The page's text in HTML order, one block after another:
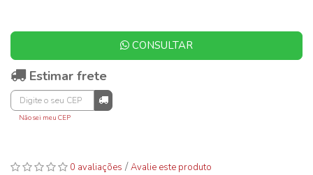
CONSULTAR
Estimar frete
Não sei meu CEP
0 avaliações /Avalie este produto